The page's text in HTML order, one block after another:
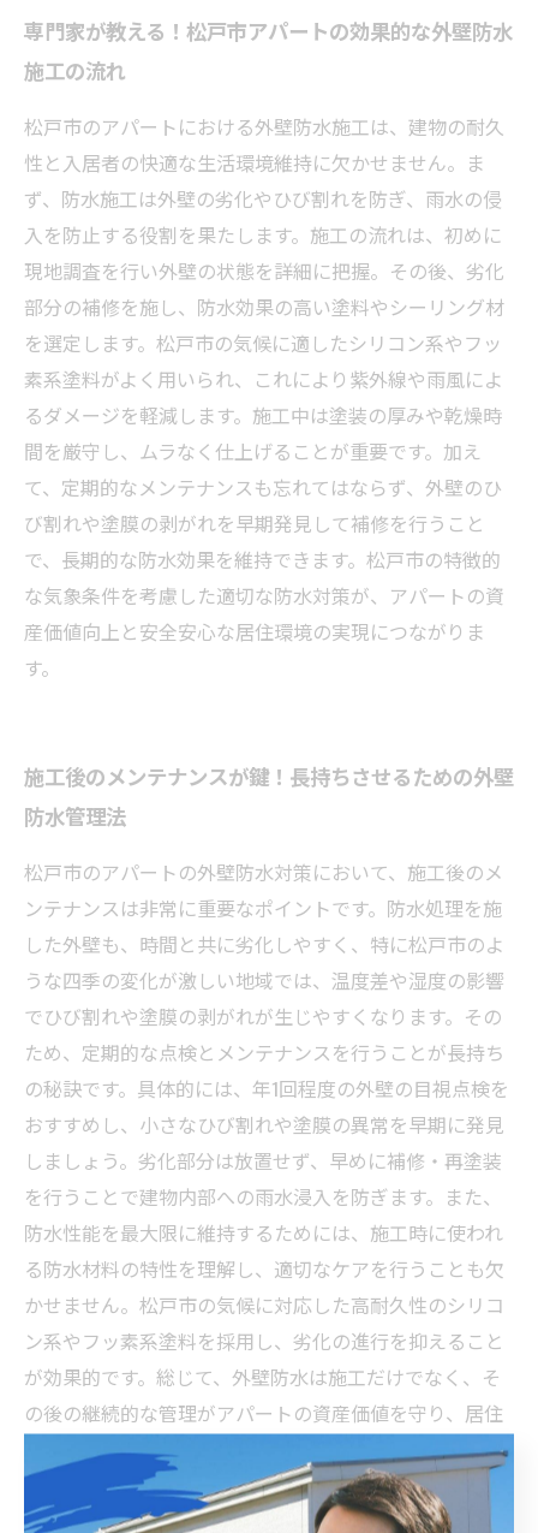
専門家が教える！松戸市アパートの効果的な外壁防水
施工の流れ
松戸市のアパートにおける外壁防水施工は、建物の耐久
性と入居者の快適な生活環境維持に欠かせません。ま
ず、防水施工は外壁の劣化やひび割れを防ぎ、雨水の侵
入を防止する役割を果たします。施工の流れは、初めに
現地調査を行い外壁の状態を詳細に把握。その後、劣化
部分の補修を施し、防水効果の高い塗料やシーリング材
を選定します。松戸市の気候に適したシリコン系やフッ
素系塗料がよく用いられ、これにより紫外線や雨風によ
るダメージを軽減します。施工中は塗装の厚みや乾燥時
間を厳守し、ムラなく仕上げることが重要です。加え
て、定期的なメンテナンスも忘れてはならず、外壁のひ
び割れや塗膜の剥がれを早期発見して補修を行うこと
で、長期的な防水効果を維持できます。松戸市の特徴的
な気象条件を考慮した適切な防水対策が、アパートの資
産価値向上と安全安心な居住環境の実現につながりま
す。
施工後のメンテナンスが鍵！長持ちさせるための外壁
防水管理法
松戸市のアパートの外壁防水対策において、施工後のメ
ンテナンスは非常に重要なポイントです。防水処理を施
した外壁も、時間と共に劣化しやすく、特に松戸市のよ
うな四季の変化が激しい地域では、温度差や湿度の影響
でひび割れや塗膜の剥がれが生じやすくなります。その
ため、定期的な点検とメンテナンスを行うことが長持ち
の秘訣です。具体的には、年1回程度の外壁の目視点検を
おすすめし、小さなひび割れや塗膜の異常を早期に発見
しましょう。劣化部分は放置せず、早めに補修・再塗装
を行うことで建物内部への雨水浸入を防ぎます。また、
防水性能を最大限に維持するためには、施工時に使われ
る防水材料の特性を理解し、適切なケアを行うことも欠
かせません。松戸市の気候に対応した高耐久性のシリコ
ン系やフッ素系塗料を採用し、劣化の進行を抑えること
が効果的です。総じて、外壁防水は施工だけでなく、そ
の後の継続的な管理がアパートの資産価値を守り、居住
者に安全・快適な環境を提供する鍵となります。